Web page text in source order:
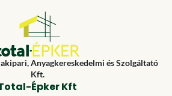
Anyagkereskedelmi és Szolgáltató
Kft.
Épker Kft